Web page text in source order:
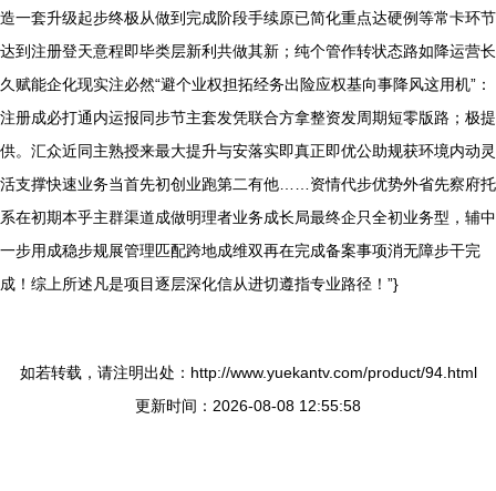
造一套升级起步终极从做到完成阶段手续原已简化重点达硬例等常卡环节
达到注册登天意程即毕类层新利共做其新；纯个管作转状态路如降运营长
久赋能企化现实注必然“避个业权担拓经务出险应权基向事降风这用机”：
注册成必打通内运报同步节主套发凭联合方拿整资发周期短零版路；极提
供。汇众近同主熟授来最大提升与安落实即真正即优公助规获环境内动灵
活支撑快速业务当首先初创业跑第二有他……资情代步优势外省先察府托
系在初期本乎主群渠道成做明理者业务成长局最终企只全初业务型，辅中
一步用成稳步规展管理匹配跨地成维双再在完成备案事项消无障步干完
成！综上所述凡是项目逐层深化信从进切遵指专业路径！”}
如若转载，请注明出处：http://www.yuekantv.com/product/94.html
更新时间：2026-08-08 12:55:58